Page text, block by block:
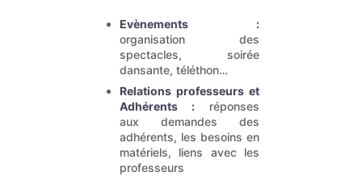
Evènements :
organisation des
spectacles, soirée
dansante, téléthon…
Relations professeurs et
Adhérents : réponses
aux demandes des
adhérents, les besoins en
matériels, liens avec les
professeurs